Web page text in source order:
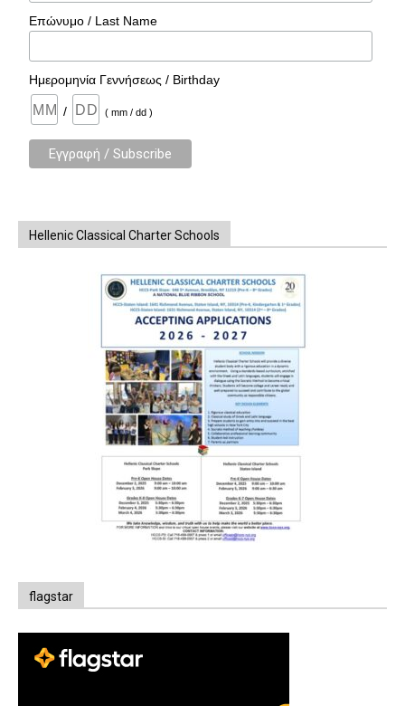
Επώνυμο / Last Name
Ημερομηνία Γεννήσεως / Birthday
/ ( mm / dd )
Hellenic Classical Charter Schools
flagstar